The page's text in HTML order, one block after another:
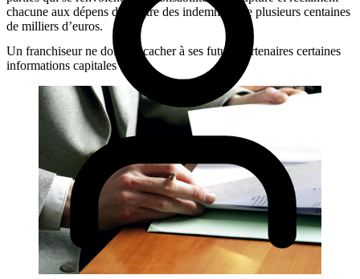
chacune aux dépens de l’autre des indemnités de plusieurs centaines
de milliers d’euros.
Un franchiseur ne doit pas cacher à ses futurs partenaires certaines
informations capitales